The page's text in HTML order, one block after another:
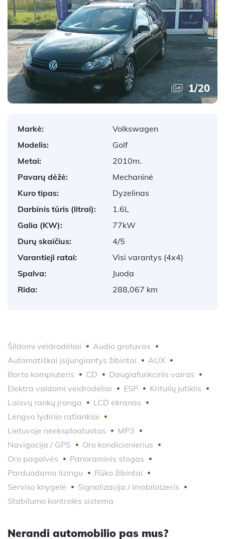
1/20
Markė:
Volkswagen
Modelis:
Golf
Metai:
2010m.
Pavarų dėžė:
Mechaninė
Kuro tipas:
Dyzelinas
Darbinis tūris (litrai):
1.6L
Galia (KW):
77kW
Durų skaičius:
4/5
Varantieji ratai:
Visi varantys (4x4)
Spalva:
Juoda
Rida:
288,067 km
Šildomi veidrodėliai
Audio grotuvas
Automatiškai įsijungiantys žibintai
AUX
Borto kompiuteris
CD
Daugiafunkcinis vairas
Elektra valdomi veidrodėliai
ESP
Kritulių jutiklis
Laisvų rankų įranga
LCD ekranas
Lengvo lydinio ratlankiai
Lietuvoje neeksploatuotas
MP3
Navigacija / GPS
Oro kondicionierius
Oro pagalvės
Panoraminis stogas
Parduodama lizingu
Rūko žibintai
Serviso knygelė
Signalizacija / Imobilaizeris
Stabilumo kontrolės sistema
Nerandi automobilio pas mus?